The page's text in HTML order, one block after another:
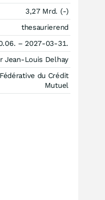
3,27 Mrd. (-)
thesaurierend
– 2027-03-31.
Jean-Louis Delhay
du Crédit
Mutuel